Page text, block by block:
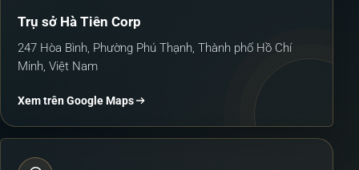
Trụ sở Hà Tiên Corp
247 Hòa Bình, Phường Phú Thạnh, Thành phố Hồ Chí
Minh, Việt Nam
Xem trên Google Maps